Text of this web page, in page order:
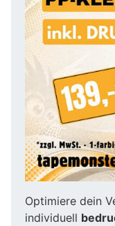
Optimiere dein
individuell